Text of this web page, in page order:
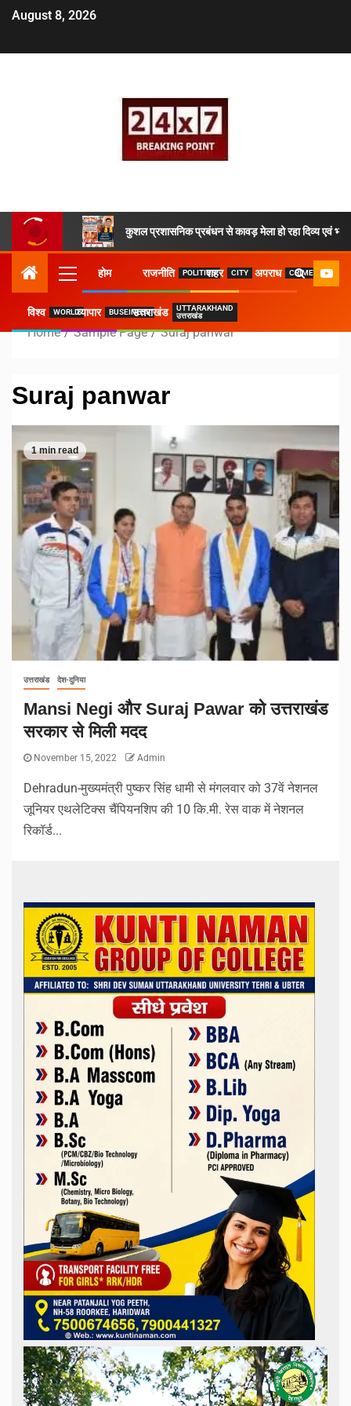
August 8, 2026
कुशल प्रशासनिक प्रबंधन से कावड़ मेला हो रहा दिव्य एवं भव्य
होम राजनीति POLITICSशहर CITY अपराध CRIME
विश्व WORLDव्यापार BUSEINESSउत्तराखंड
UTTARAKHAND
उत्तराखंड
Home Sample Page Suraj panwar
Suraj panwar
1 min read
उत्तराखंड देश-दुनिया
Mansi Negi और Suraj Pawar को उत्तराखंड
सरकार से मिली मदद
November 15, 2022 Admin
Dehradun-मुख्यमंत्री पुष्कर सिंह धामी से मंगलवार को 37वें नेशनल
जूनियर एथलेटिक्स चैंपियनशिप की 10 कि.मी. रेस वाक में नेशनल
रिकॉर्ड...